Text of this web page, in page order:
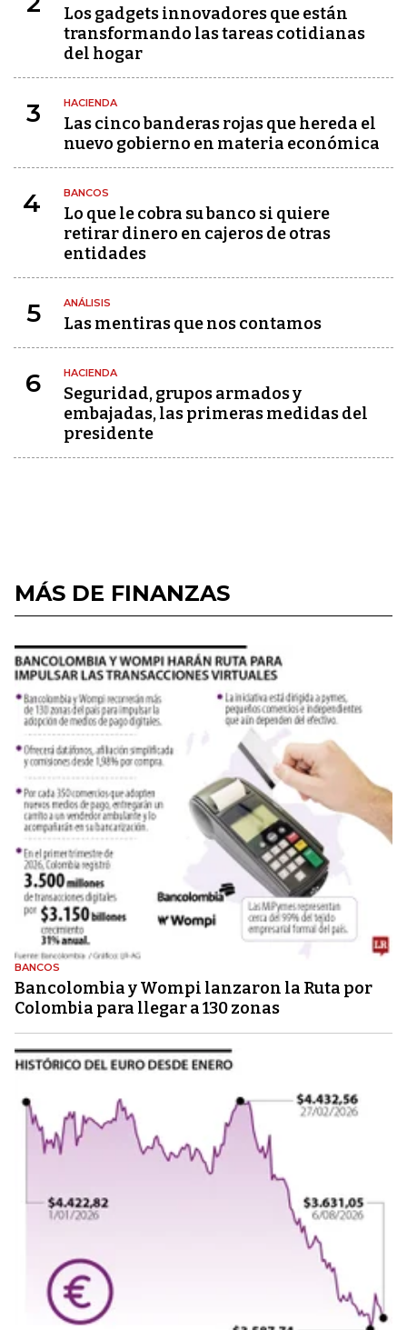
Los gadgets innovadores que están
transformando las tareas cotidianas
del hogar
3 HACIENDA
Las cinco banderas rojas que hereda el
nuevo gobierno en materia económica
4 BANCOS
Lo que le cobra su banco si quiere
retirar dinero en cajeros de otras
entidades
5 ANÁLISIS
Las mentiras que nos contamos
6 HACIENDA
Seguridad, grupos armados y
embajadas, las primeras medidas del
presidente
MÁS DE FINANZAS
BANCOS
Bancolombia y Wompi lanzaron la Ruta por
Colombia para llegar a 130 zonas